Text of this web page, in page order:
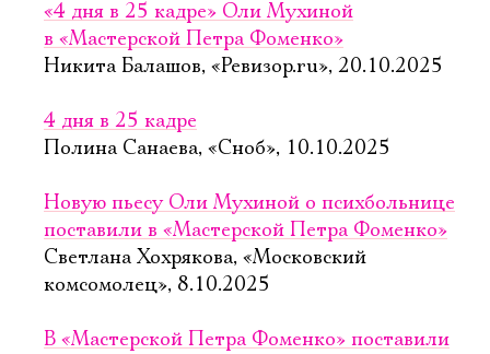
«4 дня в 25 кадре» Оли Мухиной
в «Мастерской Петра Фоменко»
Никита Балашов, «Ревизор.ru», 20.10.2025
4 дня в 25 кадре
Полина Санаева, «Сноб», 10.10.2025
Новую пьесу Оли Мухиной о психбольнице
поставили в «Мастерской Петра Фоменко»
Светлана Хохрякова, «Московский
комсомолец», 8.10.2025
В «Мастерской Петра Фоменко» поставили